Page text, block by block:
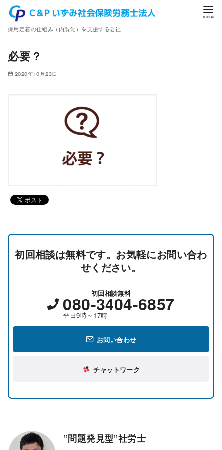
採用定着の仕組み（内製化）を支援する会社
必要？
2020年10月23日
初回相談は無料です。お気軽にお問い合わ
せください。
初回相談無料
080-3404-6857
平日9時～17時
お問い合わせ
チャットワーク
”問題発見型”社労士